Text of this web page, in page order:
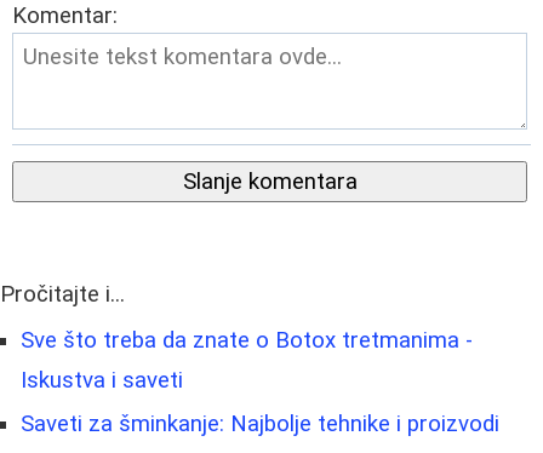
Komentar:
Slanje komentara
Pročitajte i...
Sve što treba da znate o Botox tretmanima -
Iskustva i saveti
Saveti za šminkanje: Najbolje tehnike i proizvodi